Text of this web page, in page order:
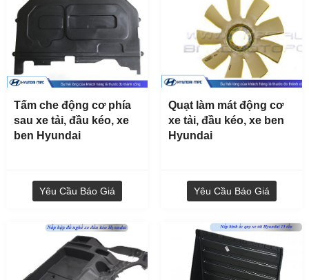
Lọc khí xả xe tải, xe khách Hyundai
Yêu Cầu Báo Giá
Tấm che động cơ phía
sau xe tải, đầu kéo, xe
ben Hyundai
Yêu Cầu Báo Giá
Quạt làm mát động cơ
xe tải, đầu kéo, xe ben
Hyundai
Yêu Cầu Báo Giá